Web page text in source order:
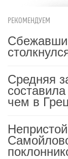
РЕКОМЕНДУЕМ
Средняя
чем в